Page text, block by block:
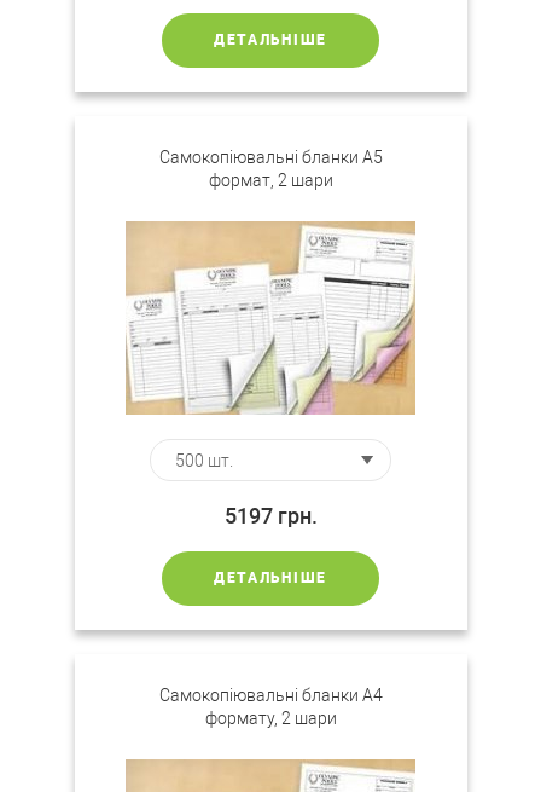
ДЕТАЛЬНІШЕ
Самокопіювальні бланки А5
формат, 2 шари
5197 грн.
ДЕТАЛЬНІШЕ
Самокопіювальні бланки А4
формату, 2 шари